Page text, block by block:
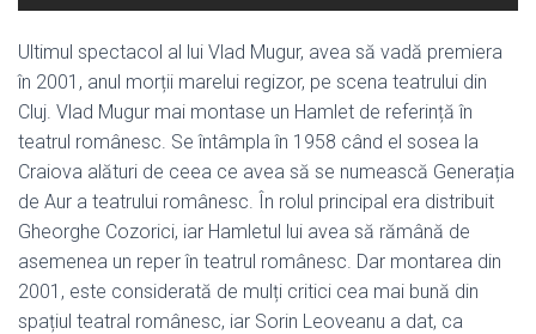
Ultimul spectacol al lui Vlad Mugur, avea să vadă premiera
în 2001, anul morții marelui regizor, pe scena teatrului din
Cluj. Vlad Mugur mai montase un Hamlet de referință în
teatrul românesc. Se întâmpla în 1958 când el sosea la
Craiova alături de ceea ce avea să se numească Generația
de Aur a teatrului românesc. În rolul principal era distribuit
Gheorghe Cozorici, iar Hamletul lui avea să rămână de
asemenea un reper în teatrul românesc. Dar montarea din
2001, este considerată de mulți critici cea mai bună din
spațiul teatral românesc, iar Sorin Leoveanu a dat, ca